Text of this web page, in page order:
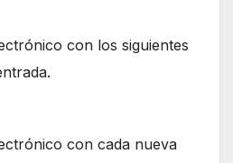
con los siguientes
con cada nueva